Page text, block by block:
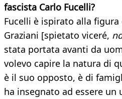
fascista Carlo Fucelli?
Fucelli è ispirato alla
Graziani [spietato viceré,
stata portata avanti da
volevo capire la natura di
è il suo opposto, è di
ha insegnato ad essere